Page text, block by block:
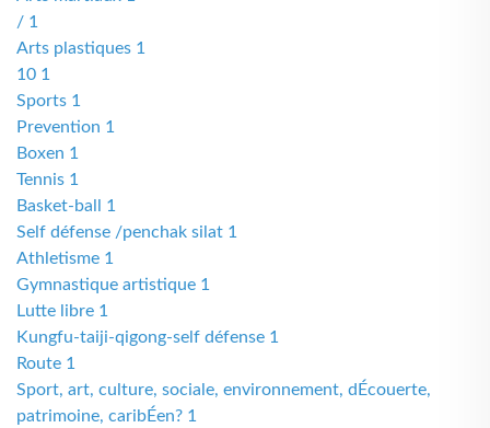
/ 1
Arts plastiques 1
10 1
Sports 1
Prevention 1
Boxen 1
Tennis 1
Basket-ball 1
Self défense /penchak silat 1
Athletisme 1
Gymnastique artistique 1
Lutte libre 1
Kungfu-taiji-qigong-self défense 1
Route 1
Sport, art, culture, sociale, environnement, dÉcouerte,
patrimoine, caribÉen? 1